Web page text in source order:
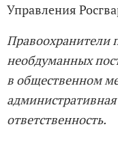
Управления
Правоохранители
необдуманных
в общественном
ответственность.